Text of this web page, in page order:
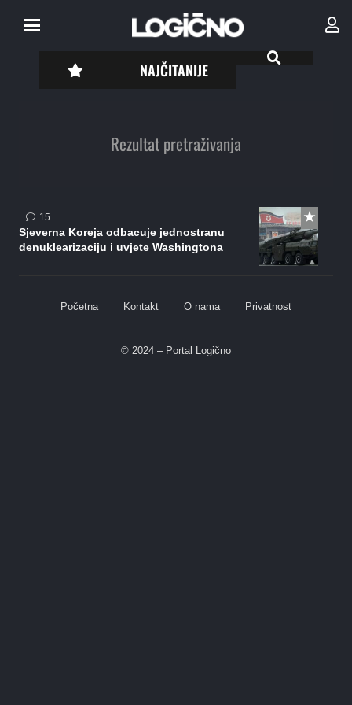
NAJČITANIJE
Rezultat pretraživanja
15komentara
Sjeverna Koreja odbacuje jednostranu
denuklearizaciju i uvjete Washingtona
Početna Kontakt O nama Privatnost
© 2024 – Portal Logično